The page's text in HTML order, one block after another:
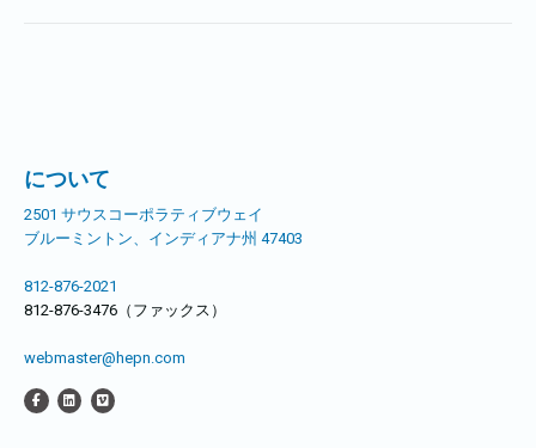
ン
について
2501 サウスコーポラティブウェイ
ブルーミントン、インディアナ州 47403
812-876-2021
812-876-3476（ファックス）
webmaster@hepn.com